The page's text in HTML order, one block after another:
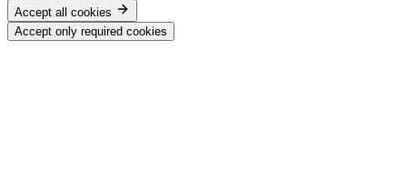
Accept all cookies
Accept only required cookies